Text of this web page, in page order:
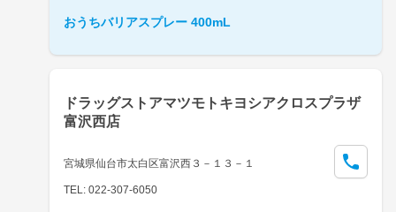
おうちバリアスプレー 400mL
ドラッグストアマツモトキヨシアクロスプラザ
富沢西店
宮城県仙台市太白区富沢西３－１３－１
TEL: 022-307-6050